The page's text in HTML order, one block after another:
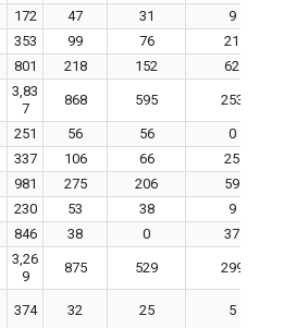
172 47 31
9
353 99 76
21
801 218 152 62
3,83
7
868 595 253
251 56 56
0
337 106 66
25
981 275 206
59
230 53 38
9
846 38 0 37
3,26
9
875 529 299
374 32 25 5